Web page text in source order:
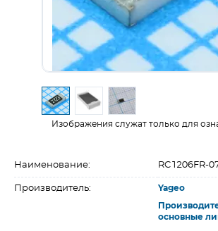
Изображения служат только для
Наименование: RC1206FR-
Производитель: Yageo
основные